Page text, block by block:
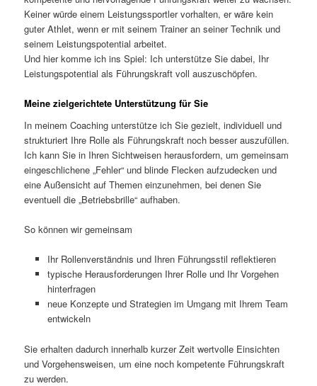
Keiner würde einem Leistungssportler vorhalten, er wäre kein
guter Athlet, wenn er mit seinem Trainer an seiner Technik und
seinem Leistungspotential arbeitet.
Und hier komme ich ins Spiel: Ich unterstütze Sie dabei, Ihr
Leistungspotential als Führungskraft voll auszuschöpfen.
Meine zielgerichtete Unterstützung für Sie
In meinem Coaching unterstütze ich Sie gezielt, individuell und
strukturiert Ihre Rolle als Führungskraft noch besser auszufüllen.
Ich kann Sie in Ihren Sichtweisen herausfordern, um gemeinsam
eingeschlichene „Fehler“ und blinde Flecken aufzudecken und
eine Außensicht auf Themen einzunehmen, bei denen Sie
eventuell die „Betriebsbrille“ aufhaben.
So können wir gemeinsam
Ihr Rollenverständnis und Ihren Führungsstil reflektieren
typische Herausforderungen Ihrer Rolle und Ihr Vorgehen
hinterfragen
neue Konzepte und Strategien im Umgang mit Ihrem Team
entwickeln
Sie erhalten dadurch innerhalb kurzer Zeit wertvolle Einsichten
und Vorgehensweisen, um eine noch kompetente Führungskraft
zu werden.